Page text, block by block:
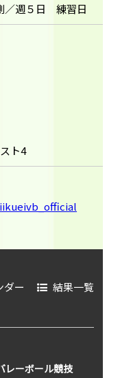
／週５日 練習日
ト4
ダー
結果一覧
レーボール競技